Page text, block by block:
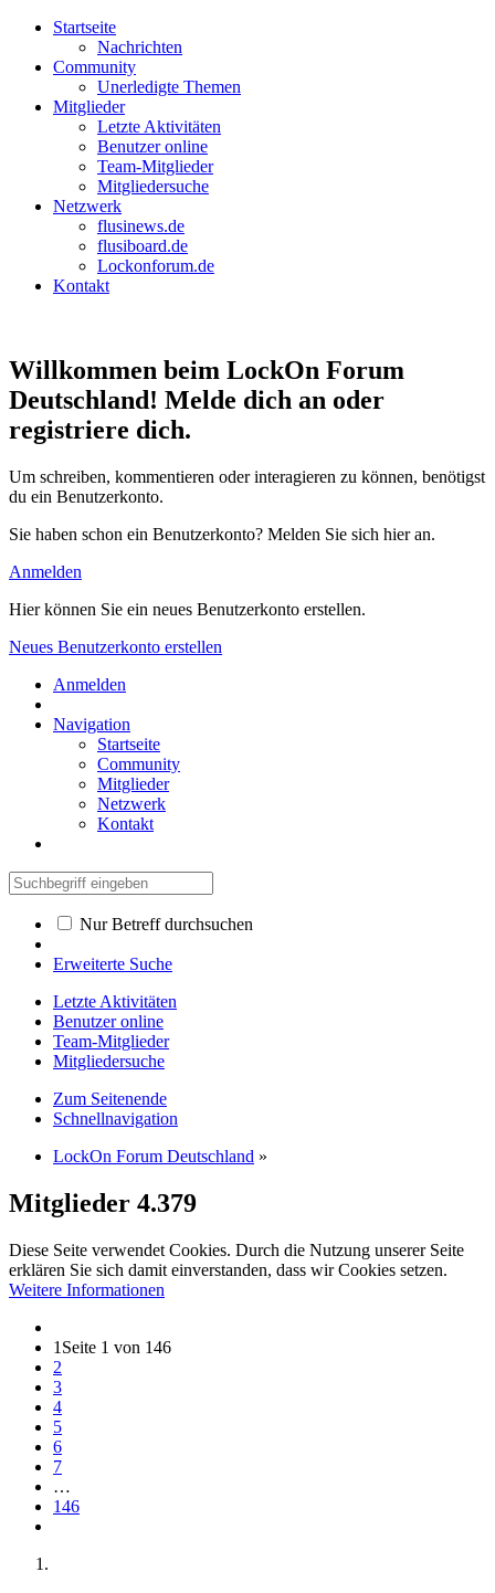
Startseite
Nachrichten
Community
Unerledigte Themen
Mitglieder
Letzte Aktivitäten
Benutzer online
Team-Mitglieder
Mitgliedersuche
Netzwerk
flusinews.de
flusiboard.de
Lockonforum.de
Kontakt
Willkommen beim LockOn Forum
Deutschland! Melde dich an oder
registriere dich.
Um schreiben, kommentieren oder interagieren zu können, benötigst
du ein Benutzerkonto.
Sie haben schon ein Benutzerkonto? Melden Sie sich hier an.
Anmelden
Hier können Sie ein neues Benutzerkonto erstellen.
Neues Benutzerkonto erstellen
Anmelden
Navigation
Startseite
Community
Mitglieder
Netzwerk
Kontakt
Nur Betreff durchsuchen
Erweiterte Suche
Letzte Aktivitäten
Benutzer online
Team-Mitglieder
Mitgliedersuche
Zum Seitenende
Schnellnavigation
LockOn Forum Deutschland »
Mitglieder 4.379
Diese Seite verwendet Cookies. Durch die Nutzung unserer Seite
erklären Sie sich damit einverstanden, dass wir Cookies setzen.
Weitere Informationen
1 Seite 1 von 146
2
3
4
5
6
7
…
146